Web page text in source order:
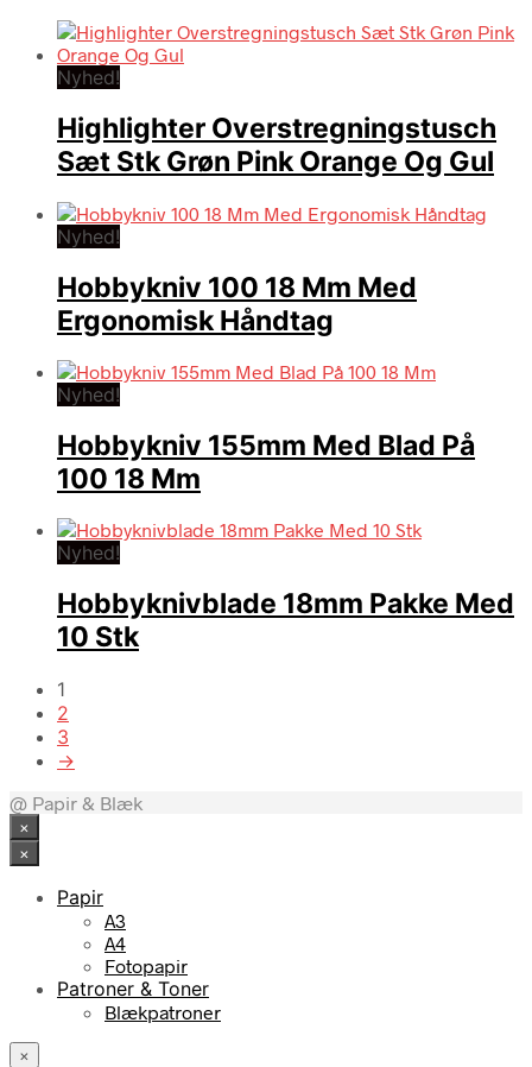
Nyhed!
Highlighter Overstregningstusch
Sæt Stk Grøn Pink Orange Og Gul
Nyhed!
Hobbykniv 100 18 Mm Med
Ergonomisk Håndtag
Nyhed!
Hobbykniv 155mm Med Blad På
100 18 Mm
Nyhed!
Hobbyknivblade 18mm Pakke Med
10 Stk
1
2
3
→
@ Papir & Blæk
×
×
Papir
A3
A4
Fotopapir
Patroner & Toner
Blækpatroner
×